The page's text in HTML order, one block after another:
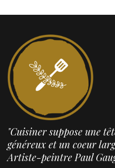
"Cuisiner suppose une
généreux et un coeur
Artiste-peintre Paul